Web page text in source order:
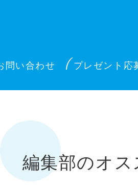
問い合わせ プレゼント応
編集部のオ